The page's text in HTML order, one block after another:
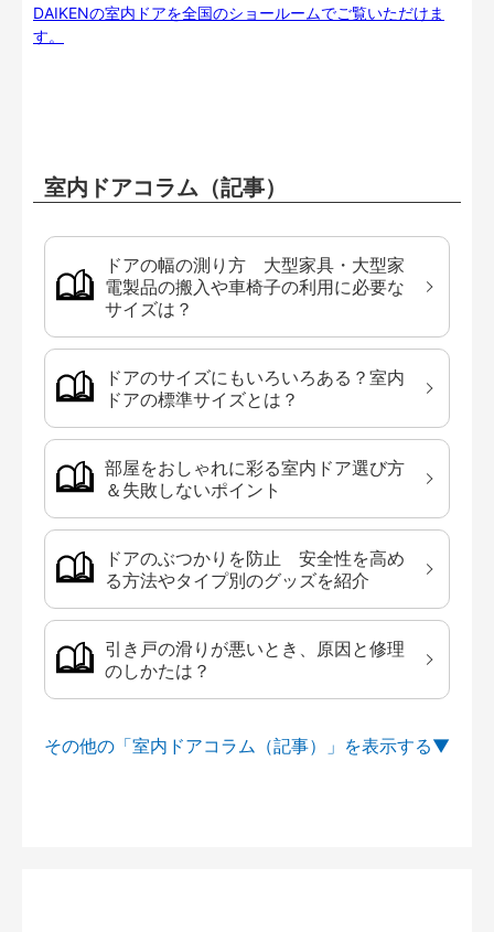
DAIKENの室内ドアを全国のショールームでご覧いただけま
す。
室内ドアコラム（記事）
ドアの幅の測り方 大型家具・大型家
電製品の搬入や車椅子の利用に必要な
サイズは？
ドアのサイズにもいろいろある？室内
ドアの標準サイズとは？
部屋をおしゃれに彩る室内ドア選び方
＆失敗しないポイント
ドアのぶつかりを防止 安全性を高め
る方法やタイプ別のグッズを紹介
引き戸の滑りが悪いとき、原因と修理
のしかたは？
その他の「室内ドアコラム（記事）」を